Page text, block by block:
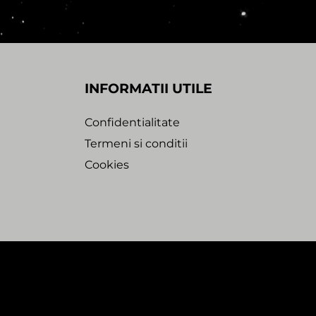
INFORMATII UTILE
Confidentialitate
Termeni si conditii
Cookies